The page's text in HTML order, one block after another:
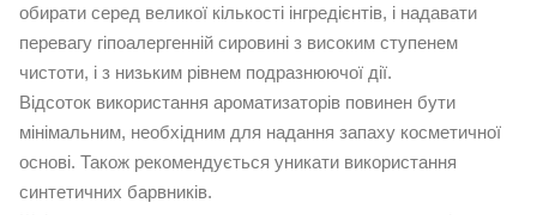
обирати серед великої кількості інгредієнтів, і надавати
перевагу гіпоалергенній сировині з високим ступенем
чистоти, і з низьким рівнем подразнюючої дії.
Відсоток використання ароматизаторів повинен бути
мінімальним, необхідним для надання запаху косметичної
основі. Також рекомендується уникати використання
синтетичних барвників.